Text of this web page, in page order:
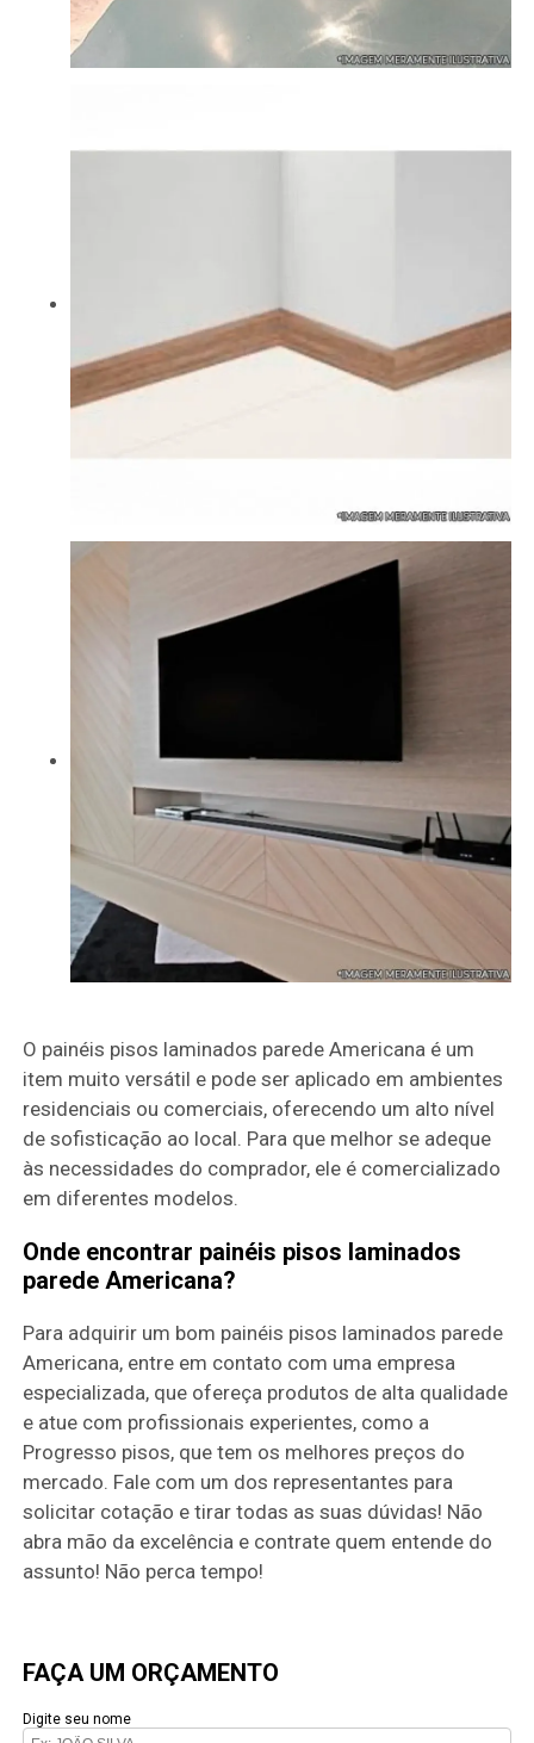
O painéis pisos laminados parede Americana é um
item muito versátil e pode ser aplicado em ambientes
residenciais ou comerciais, oferecendo um alto nível
de sofisticação ao local. Para que melhor se adeque
às necessidades do comprador, ele é comercializado
em diferentes modelos.
Onde encontrar painéis pisos laminados
parede Americana?
Para adquirir um bom painéis pisos laminados parede
Americana, entre em contato com uma empresa
especializada, que ofereça produtos de alta qualidade
e atue com profissionais experientes, como a
Progresso pisos, que tem os melhores preços do
mercado. Fale com um dos representantes para
solicitar cotação e tirar todas as suas dúvidas! Não
abra mão da excelência e contrate quem entende do
assunto! Não perca tempo!
FAÇA UM ORÇAMENTO
Digite seu nome